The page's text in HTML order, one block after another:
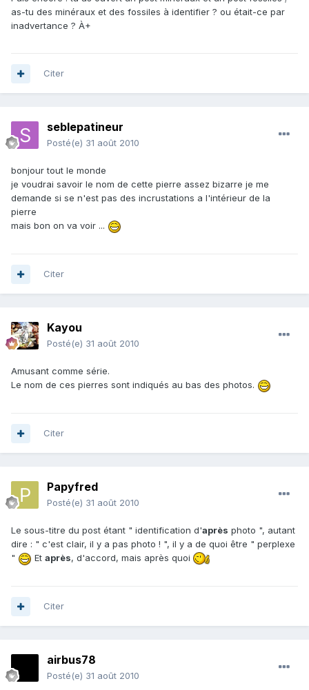
as-tu des minéraux et des fossiles à identifier ? ou était-ce par
inadvertance ? À+
Citer
seblepatineur
Posté(e) 31 août 2010
bonjour tout le monde
je voudrai savoir le nom de cette pierre assez bizarre je me
demande si se n'est pas des incrustations a l'intérieur de la
pierre
mais bon on va voir ...
Citer
Kayou
Posté(e) 31 août 2010
Amusant comme série.
Le nom de ces pierres sont indiqués au bas des photos.
Citer
Papyfred
Posté(e) 31 août 2010
Le sous-titre du post étant " identification d'après photo ", autant
dire : " c'est clair, il y a pas photo ! ", il y a de quoi être " perplexe
"
Et après, d'accord, mais après quoi
Citer
airbus78
Posté(e) 31 août 2010